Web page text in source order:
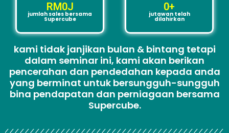
RM0J
jumlah sales bersama
Supercube
0+
jutawan telah
dilahirkan
kami tidak janjikan bulan & bintang tetapi
dalam seminar ini, kami akan berikan
pencerahan dan pendedahan kepada anda
yang berminat untuk bersungguh-sungguh
bina pendapatan dan perniagaan bersama
Supercube.